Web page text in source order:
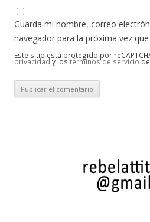
Guarda mi nombre, correo
navegador para la próxima vez
Este sitio está protegido por
privacidad y los términos de servicio